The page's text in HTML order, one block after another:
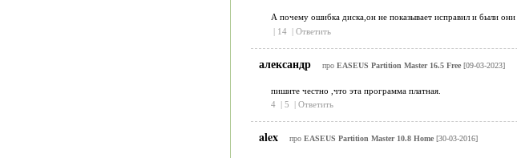
А почему ошибка диска,он не показывает исправил и были
| 14 | Ответить
александр про EASEUS Partition Master 16.5 Free[09-03-2023]
пишите честно ,что эта программа платная.
4 | 5 | Ответить
alex про EASEUS Partition Master 10.8 Home[30-03-2016]